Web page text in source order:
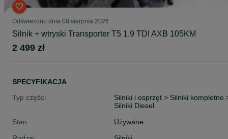
Odświeżono dnia 08 sierpnia 2026
Silnik + wtryski Transporter T5 1.9 TDI AXB 105KM
2 499 zł
SPECYFIKACJA
Typ części
Silniki i osprzęt > Silniki kompletne
Silniki Diesel
Stan
Używane